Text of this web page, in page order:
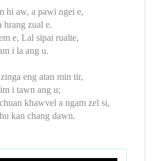
hi aw, a pawi ngei e,
hrang zual e.
e, Lal sipai rualte,
i la ang u.
eng atan min tir,
i tawn ang u;
khawvel a ngam zel si,
kan chang dawn.